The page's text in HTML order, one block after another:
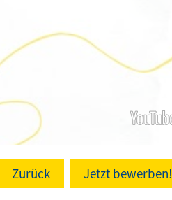
Zurück Jetzt bewerben!